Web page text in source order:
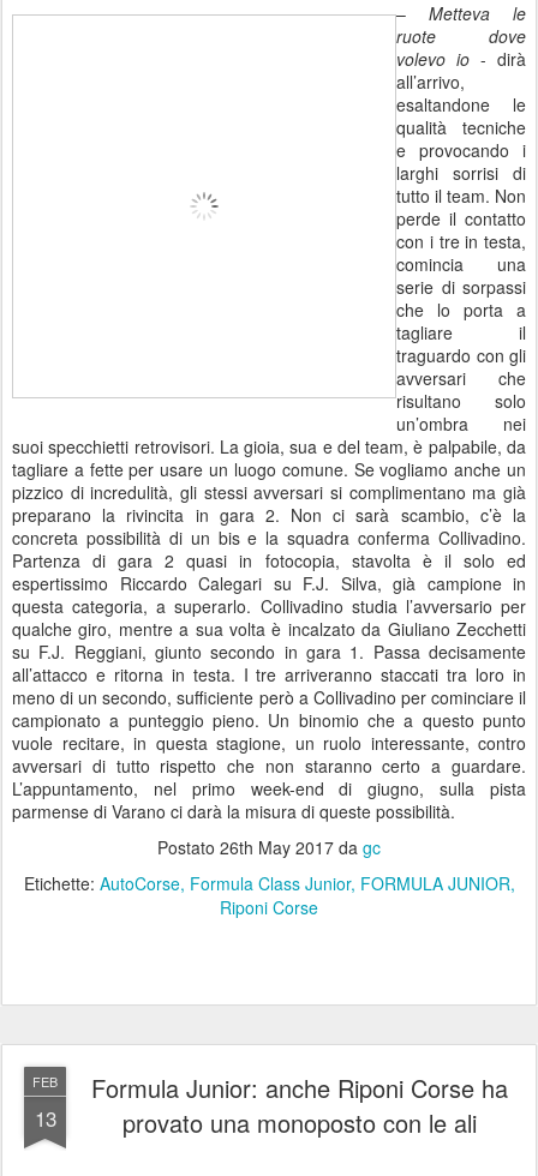
– Metteva le
ruote dove
volevo io - dirà
all’arrivo,
esaltandone le
qualità tecniche
e provocando i
larghi sorrisi di
tutto il team. Non
perde il contatto
con i tre in testa,
comincia una
serie di sorpassi
che lo porta a
tagliare il
traguardo con gli
avversari che
risultano solo
un’ombra nei
suoi specchietti retrovisori. La gioia, sua e del team, è palpabile, da
tagliare a fette per usare un luogo comune. Se vogliamo anche un
pizzico di incredulità, gli stessi avversari si complimentano ma già
preparano la rivincita in gara 2. Non ci sarà scambio, c’è la
concreta possibilità di un bis e la squadra conferma Collivadino.
Partenza di gara 2 quasi in fotocopia, stavolta è il solo ed
espertissimo Riccardo Calegari su F.J. Silva, già campione in
questa categoria, a superarlo. Collivadino studia l’avversario per
qualche giro, mentre a sua volta è incalzato da Giuliano Zecchetti
su F.J. Reggiani, giunto secondo in gara 1. Passa decisamente
all’attacco e ritorna in testa. I tre arriveranno staccati tra loro in
meno di un secondo, sufficiente però a Collivadino per cominciare il
campionato a punteggio pieno. Un binomio che a questo punto
vuole recitare, in questa stagione, un ruolo interessante, contro
avversari di tutto rispetto che non staranno certo a guardare.
L’appuntamento, nel primo week-end di giugno, sulla pista
parmense di Varano ci darà la misura di queste possibilità.
Postato 26th May 2017 da gc
Etichette: AutoCorse Formula Class Junior FORMULA JUNIOR
Riponi Corse
FEB
13
Formula Junior: anche Riponi Corse ha
provato una monoposto con le ali